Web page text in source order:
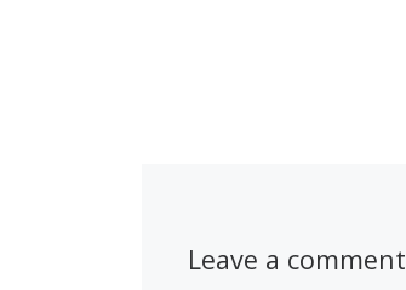
Leave a comment